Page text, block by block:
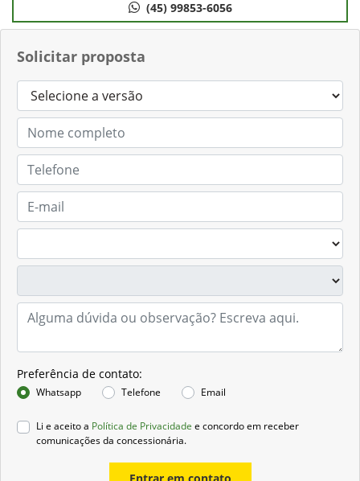
Solicitar proposta
Preferência de contato:
Whatsapp Telefone Email
Li e aceito a Política de Privacidade e concordo em receber
comunicações da concessionária.
(45) 99853-6056